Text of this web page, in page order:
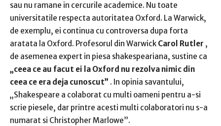
sau nu ramane in cercurile academice. Nu toate
universitatile respecta autoritatea Oxford. La Warwick,
de exemplu, ei continua cu controversa dupa forta
aratata la Oxford. Profesorul din WarwickCarol Rutler ,
de asemenea expert in piesa shakespeariana, sustine ca
„ceea ce au facut ei la Oxford nu rezolva nimic din
ceea ce era deja cunoscut” . In opinia savantului,
„Shakespeare a colaborat cu multi oameni pentru a-si
scrie piesele, dar printre acesti multi colaboratori nu s-a
numarat si Christopher Marlowe”.